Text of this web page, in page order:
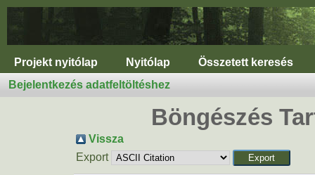
Projekt nyitólap Nyitólap
Összetett keresés
Bejelentkezés adatfeltöltéshez
Böngészés
Vissza
Export